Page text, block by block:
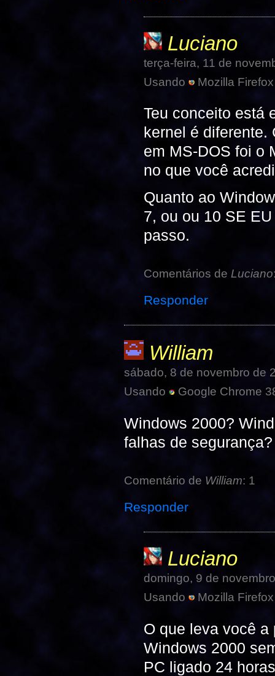
Luciano
terça-feira, 11 de
Usando
Mozilla
Teu conceito está
kernel é diferente.
em MS-DOS foi o
no que você
Quanto ao
7, ou ou 10 SE
passo.
Comentários deLuciano
Responder
William
sábado, 8 de novembro de
Usando
Google Chrome
Windows 2000?
falhas de segurança?
Comentário de William: 1
Responder
Luciano
domingo, 9 de
Usando
Mozilla
O que leva você
Windows 2000
PC ligado 24